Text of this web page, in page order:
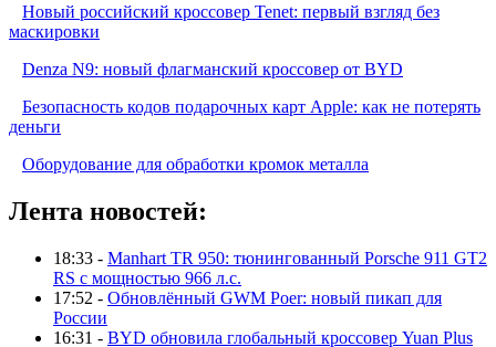
Новый российский кроссовер Tenet: первый взгляд без
маскировки
Denza N9: новый флагманский кроссовер от BYD
Безопасность кодов подарочных карт Apple: как не потерять
деньги
Оборудование для обработки кромок металла
Лента новостей:
18:33 - Manhart TR 950: тюнингованный Porsche 911 GT2
RS с мощностью 966 л.с.
17:52 - Обновлённый GWM Poer: новый пикап для
России
16:31 - BYD обновила глобальный кроссовер Yuan Plus